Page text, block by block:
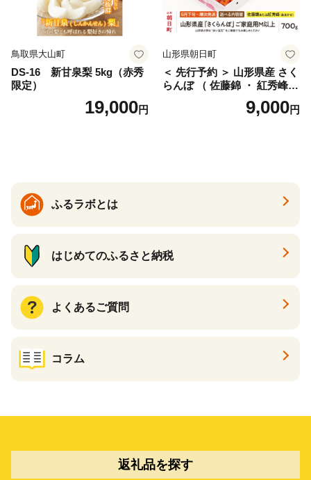
鳥取県大山町
DS-16 新甘泉梨 5kg（赤秀
限定）
19,000円
山形県朝日町
＜ 先行予約 ＞ 山形県産 さく
らんぼ （ 佐藤錦 ・ 紅秀峰
） ご家庭用 M以上 700g 【20
26年6月下旬から7月上旬発
9,000円
ふるラボとは
はじめてのふるさと納税
よくあるご質問
コラム
返礼品を探す